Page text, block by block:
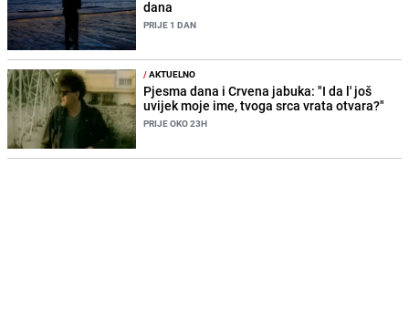
dana
PRIJE 1 DAN
/AKTUELNO
Pjesma dana i Crvena jabuka: "I da l' još
uvijek moje ime, tvoga srca vrata otvara?"
PRIJE OKO 23H